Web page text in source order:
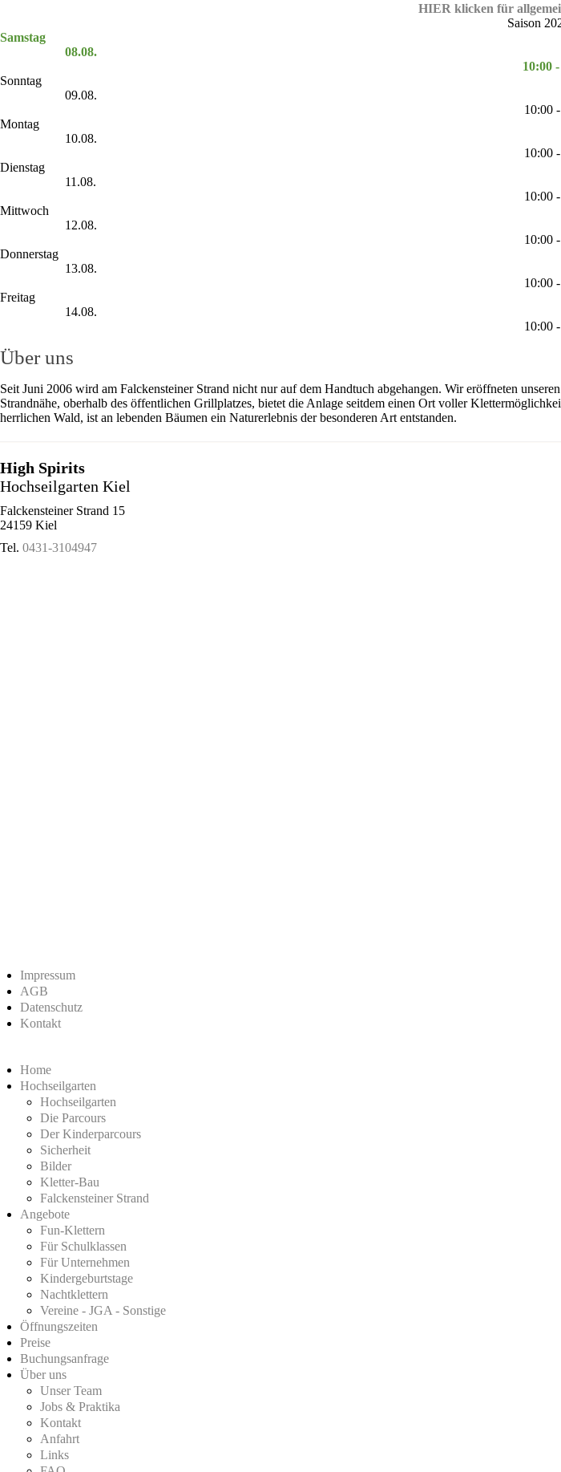
HIER klicken für
Saison
Samstag
08.08.
10:00
Sonntag
09.08.
10:00
Montag
10.08.
10:00
Dienstag
11.08.
10:00
Mittwoch
12.08.
10:00
Donnerstag
13.08.
10:00
Freitag
14.08.
10:00
Über uns
Seit Juni 2006 wird am Falckensteiner Strand nicht nur auf dem Handtuch abgehangen. Wir eröffneten
Strandnähe, oberhalb des öffentlichen Grillplatzes, bietet die Anlage seitdem einen Ort voller
herrlichen Wald, ist an lebenden Bäumen ein Naturerlebnis der besonderen Art entstanden.
High Spirits
Hochseilgarten Kiel
Falckensteiner Strand 15
24159 Kiel
Tel. 0431-3104947
Impressum
AGB
Datenschutz
Kontakt
Home
Hochseilgarten
Hochseilgarten
Die Parcours
Der Kinderparcours
Sicherheit
Bilder
Kletter-Bau
Falckensteiner Strand
Angebote
Fun-Klettern
Für Schulklassen
Für Unternehmen
Kindergeburtstage
Nachtklettern
Vereine - JGA - Sonstige
Öffnungszeiten
Preise
Buchungsanfrage
Über uns
Unser Team
Jobs & Praktika
Kontakt
Anfahrt
Links